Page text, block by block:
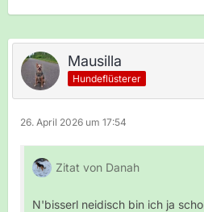
Mausilla
Hundeflüsterer
26. April 2026 um 17:54
Zitat von Danah
N'bisserl neidisch bin ich ja